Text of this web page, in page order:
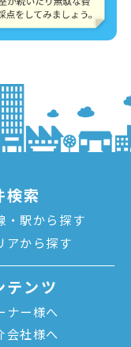
検索
・駅から探す
アから探す
テンツ
ナー様へ
会社様へ